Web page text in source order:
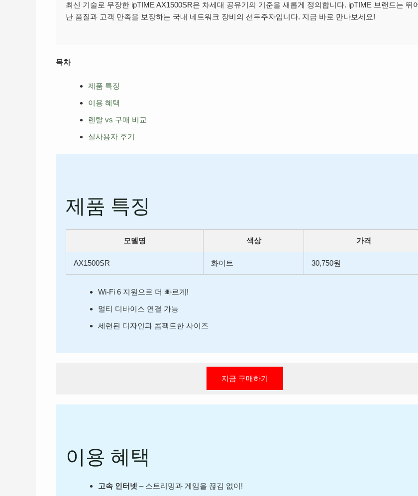
최신 기술로 무장한 ipTIME AX1500SR은 차세대 공유기의 기준을 새롭게 정의합니다. ipTIME 브랜드는 뛰
난 품질과 고객 만족을 보장하는 국내 네트워크 장비의 선두주자입니다. 지금 바로 만나보세요!
목차
제품 특징
이용 혜택
렌탈 vs 구매 비교
실사용자 후기
제품 특징
모델명 색상 가격
AX1500SR 화이트 30,750원
Wi-Fi 6 지원으로 더 빠르게!
멀티 디바이스 연결 가능
세련된 디자인과 콤팩트한 사이즈
지금 구매하기
이용 혜택
고속 인터넷 – 스트리밍과 게임을 끊김 없이!